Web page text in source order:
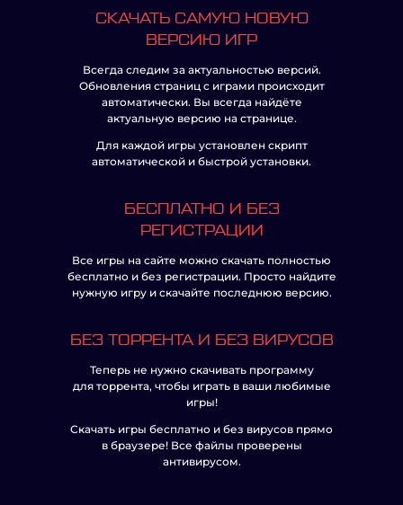
СКАЧАТЬ САМУЮ НОВУЮ
ВЕРСИЮ ИГР
Всегда следим за актуальностью версий.
Обновления страниц с играми происходит
автоматически. Вы всегда найдёте
актуальную версию на странице.
Для каждой игры установлен скрипт
автоматической и быстрой установки.
БЕСПЛАТНО И БЕЗ
РЕГИСТРАЦИИ
Все игры на сайте можно скачать полностью
бесплатно и без регистрации. Просто найдите
нужную игру и скачайте последнюю версию.
БЕЗ ТОРРЕНТА И БЕЗ ВИРУСОВ
Теперь не нужно скачивать программу
для торрента, чтобы играть в ваши любимые
игры!
Скачать игры бесплатно и без вирусов прямо
в браузере! Все файлы проверены
антивирусом.